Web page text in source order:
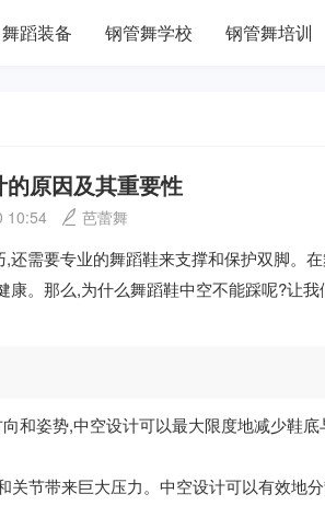
舞蹈装备 钢管舞学校 钢管舞培训
原因及其重要性
10:54 芭蕾舞
需要专业的舞蹈鞋来支撑和保护双脚。
。那么,为什么舞蹈鞋中空不能踩呢?让
和姿势,中空设计可以最大限度地减少鞋
节带来巨大压力。中空设计可以有效地